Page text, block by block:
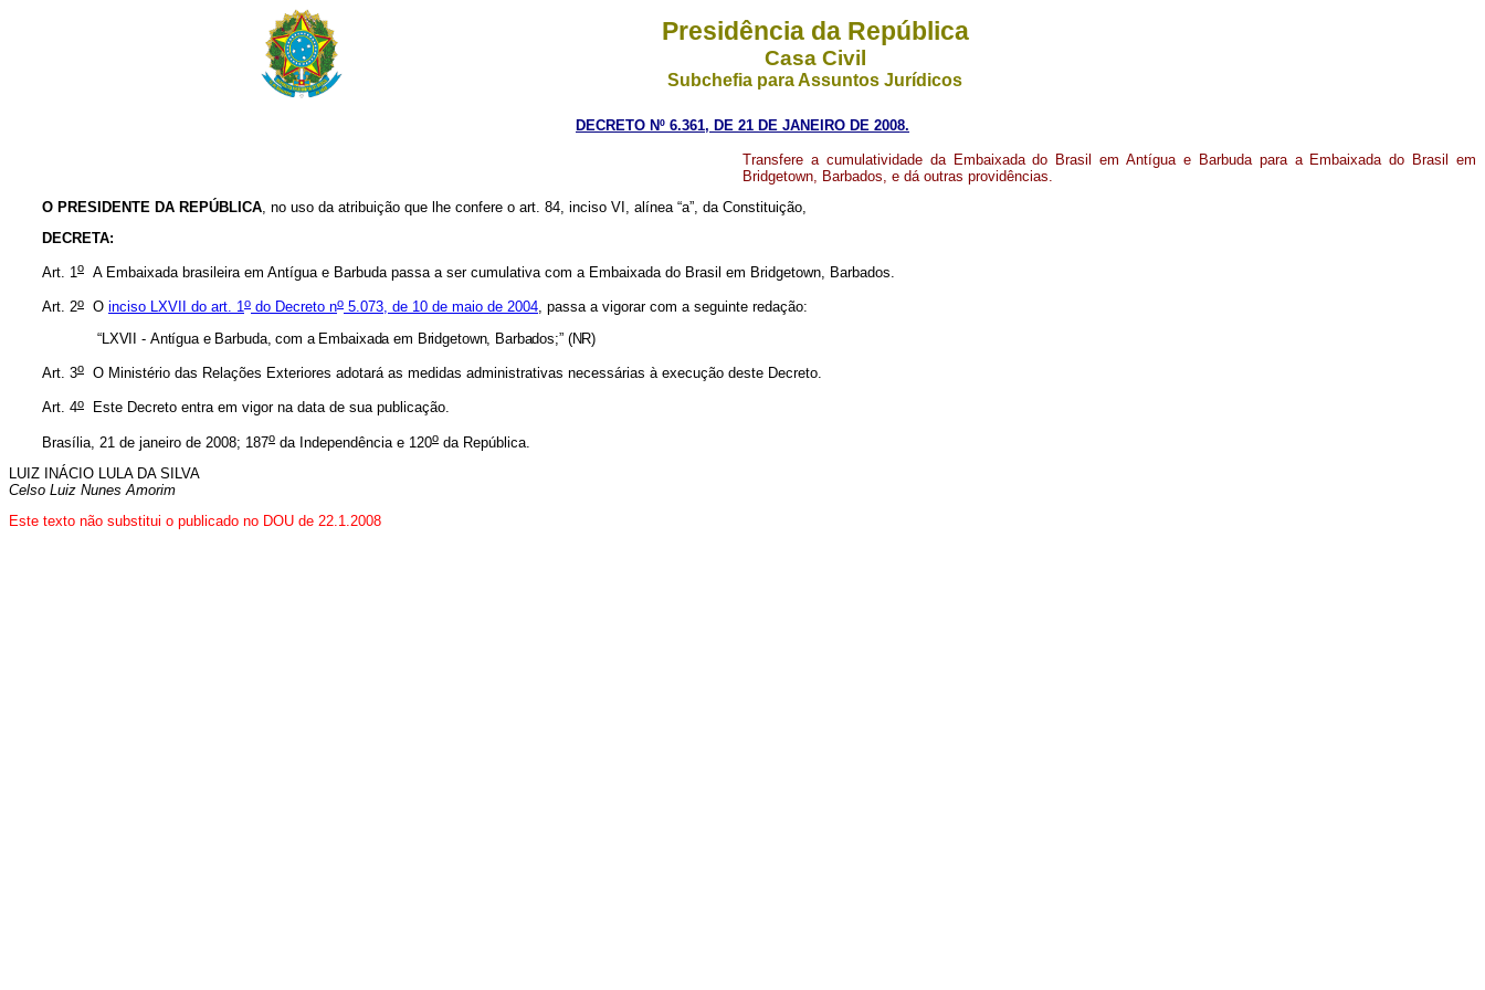
Presidência da República
Casa Civil
Subchefia para Assuntos Jurídicos
DECRETO Nº 6.361, DE 21 DE JANEIRO DE 2008.
Transfere a cumulatividade da Embaixada do Brasil em Antígua e Barbuda para a Embaixada do Brasil em
Bridgetown, Barbados, e dá outras providências.
O PRESIDENTE DA REPÚBLICA, no uso da atribuição que lhe confere o art. 84, inciso VI, alínea “a”, da Constituição,
DECRETA:
Art. 1o A Embaixada brasileira em Antígua e Barbuda passa a ser cumulativa com a Embaixada do Brasil em Bridgetown, Barbados.
Art. 2o O inciso LXVII do art. 1o do Decreto no 5.073, de 10 de maio de 2004, passa a vigorar com a seguinte redação:
“LXVII - Antígua e Barbuda, com a Embaixada em Bridgetown, Barbados;” (NR)
Art. 3o O Ministério das Relações Exteriores adotará as medidas administrativas necessárias à execução deste Decreto.
Art. 4o Este Decreto entra em vigor na data de sua publicação.
Brasília, 21 de janeiro de 2008; 187o da Independência e 120o da República.
LUIZ INÁCIO LULA DA SILVA
Celso Luiz Nunes Amorim
Este texto não substitui o publicado no DOU de 22.1.2008